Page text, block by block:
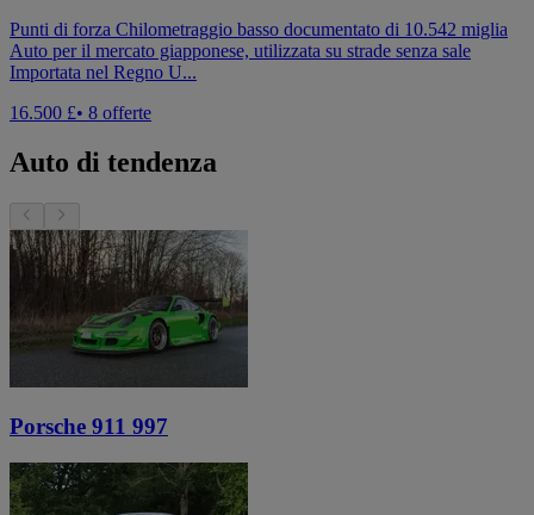
Punti di forza Chilometraggio basso documentato di 10.542 miglia
Auto per il mercato giapponese, utilizzata su strade senza sale
Importata nel Regno U...
16.500 £• 8 offerte
Auto di tendenza
Porsche 911 997